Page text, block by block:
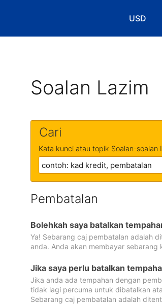
USD
Pilih
Soalan Lazim
Cari
Kata kunci atau topik Soalan-soalan
Pembatalan
Bolehkah saya batalkan
Ya! Sebarang caj pembatalan adalah
anda. Anda akan membayar
Jika saya perlu batalkan
Jika anda ada tempahan dengan
tidak lagi percuma untuk dibatalkan
Sebarang caj pembatalan adalah